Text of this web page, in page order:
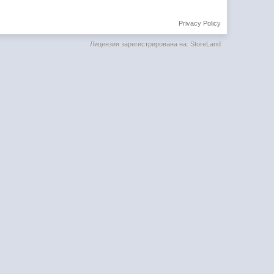
Privacy Policy
Лицензия зарегистрирована на: StoreLand